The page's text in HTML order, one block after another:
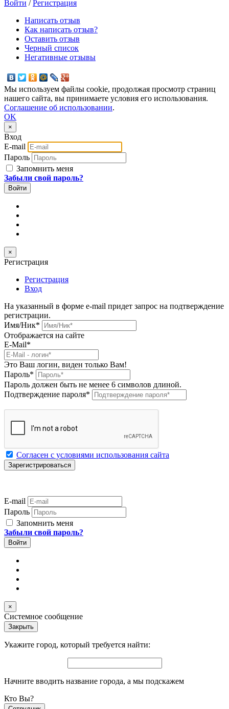
Войти /Регистрация
Написать отзыв
Как написать отзыв?
Оставить отзыв
Черный список
Негативные отзывы
Мы используем файлы cookie, продолжая просмотр страниц
нашего сайта, вы принимаете условия его использования.
Соглашение об использовании.
OK
×
Вход
E-mail
Пароль
Запомнить меня
Забыли свой пароль?
×
Регистрация
Регистрация
Вход
На указанный в форме e-mail придет запрос на подтверждение
регистрации.
Имя/Ник*
Отображается на сайте
E-Mail*
Это Ваш логин, виден только Вам!
Пароль*
Пароль должен быть не менее 6 символов длиной.
Подтверждение пароля*
Согласен с условиями использования сайта
E-mail
Пароль
Запомнить меня
Забыли свой пароль?
×
Системное сообщение
Закрыть
Укажите город, который требуется найти:
Начните вводить название города, а мы подскажем
Кто Вы?